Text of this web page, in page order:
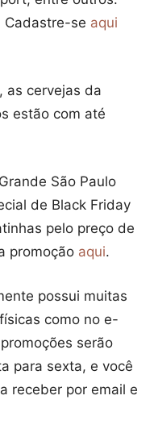
Cadastre-se aqui
, as cervejas da
estão com até
São Paulo
de Black Friday
pelo preço de
promoção aqui.
possui muitas
como no e-
serão
para sexta, e você
receber por email e